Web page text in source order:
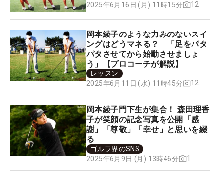
2025年6月16日 (月) 11時15分
12
岡本綾子のような力みのないスイ
ングはどうマネる？ 「足をパタ
パタさせてから始動させましょ
う」【プロコーチが解説】
レッスン
2025年6月11日 (水) 11時45分
12
岡本綾子門下生が集合！ 森田理香
子が笑顔の記念写真を公開「感
謝」「尊敬」「幸せ」と思いを綴
る
ゴルフ界のSNS
2025年6月9日 (月) 13時46分
1